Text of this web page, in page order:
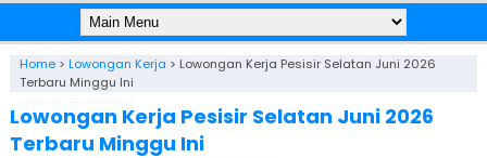
Home> Lowongan Kerja > Lowongan Kerja Pesisir Selatan Juni 2026
Terbaru Minggu Ini
Lowongan Kerja Pesisir Selatan Juni 2026
Terbaru Minggu Ini